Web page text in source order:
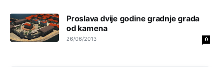
Proslava dvije godine gradnje grada
od kamena
26/06/2013 0
zapravo glasaju po nalogu političkih partija, a ne po želji
birača).